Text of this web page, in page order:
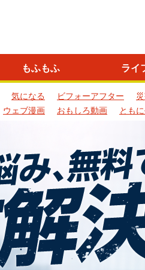
もふもふ ライ
気になる ビフォーアフター
ウェブ漫画 おもしろ動画 とも